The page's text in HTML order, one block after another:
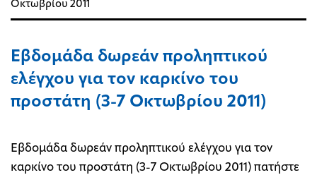
Οκτωβρίου 2011
Εβδομάδα δωρεάν προληπτικού
ελέγχου για τον καρκίνο του
προστάτη (3-7 Οκτωβρίου 2011)
Εβδομάδα δωρεάν προληπτικού ελέγχου για τον
καρκίνο του προστάτη (3-7 Οκτωβρίου 2011) πατήστε